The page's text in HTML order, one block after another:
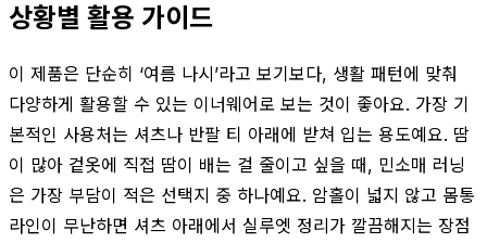
상황별 활용 가이드
이 제품은 단순히 ‘여름 나시’라고 보기보다, 생활 패턴에 맞춰
다양하게 활용할 수 있는 이너웨어로 보는 것이 좋아요. 가장 기
본적인 사용처는 셔츠나 반팔 티 아래에 받쳐 입는 용도예요. 땀
이 많아 겉옷에 직접 땀이 배는 걸 줄이고 싶을 때, 민소매 러닝
은 가장 부담이 적은 선택지 중 하나예요. 암홀이 넓지 않고 몸통
라인이 무난하면 셔츠 아래에서 실루엣 정리가 깔끔해지는 장점